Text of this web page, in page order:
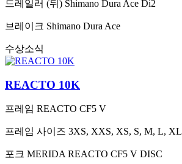
드레일러 (뒤) Shimano Dura Ace Di2
브레이크 Shimano Dura Ace
수상소식
REACTO 10K
프레임 REACTO CF5 V
프레임 사이즈 3XS, XXS, XS, S, M, L, XL
포크 MERIDA REACTO CF5 V DISC